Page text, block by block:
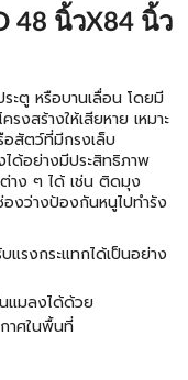
48 นิ้วX84 นิ้ว
ะตู หรือบานเลื่อน โดยมี
งสร้างให้เสียหาย เหมาะ
อสัตว์ที่มีกรงเล็บ
ด้อย่างมีประสิทธิภาพ
าง ๆ ได้ เช่น ติดมุง
งว่างป้องกันหนูไปทำรัง
รงกระแทกได้เป็นอย่าง
แมลงได้ด้วย
าศในพื้นที่